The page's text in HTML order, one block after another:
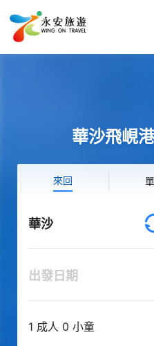
華沙飛峴
來回
華沙
出發日期
1 成人 0 小童